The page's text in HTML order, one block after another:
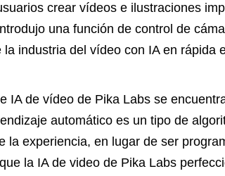
crear vídeos e ilustraciones
una función de control de
industria del vídeo con IA en rápida
IA de vídeo de Pika Labs se
automático es un tipo de
la experiencia, en lugar de ser
la IA de video de Pika Labs